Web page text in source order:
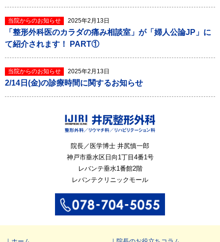
当院からのお知らせ 2025年2月13日
「整形外科医のカラダの痛み相談室」が「婦人公論JP」に
て紹介されます！ PART①
当院からのお知らせ 2025年2月13日
2/14日(金)の診療時間に関するお知らせ
院長／医学博士 井尻慎一郎
神戸市垂水区日向1丁目4番1号
レバンテ垂水1番館2階
レバンテクリニックモール